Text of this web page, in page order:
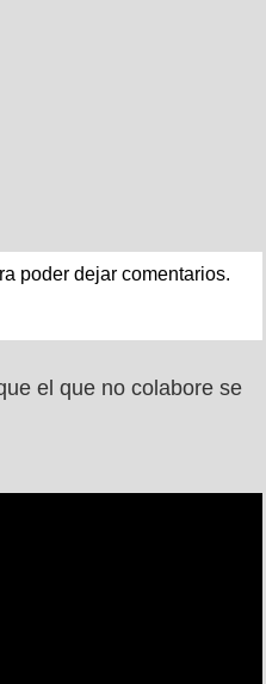
poder dejar comentarios.
el que no colabore se